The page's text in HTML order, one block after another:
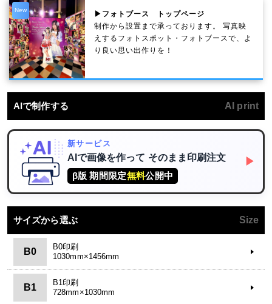
New
▶フォトブース トップページ
制作から設置まで承っております。 写真映
えするフォトスポット・フォトブースで、よ
り良い思い出作りを！
AIで制作する AI print
新サービス
AIで画像を作って そのまま印刷注文
β版 期間限定無料公開中
▶
サイズから選ぶ Size
B0
B0印刷
1030mm×1456mm
B1
B1印刷
728mm×1030mm